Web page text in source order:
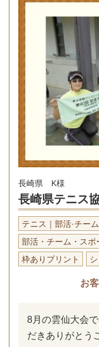
長崎県 K様
長崎県テニス
テニス｜部活·チー
部活・チーム・スポ
枠ありプリント
お
8月の雲仙大会
だきありがとう